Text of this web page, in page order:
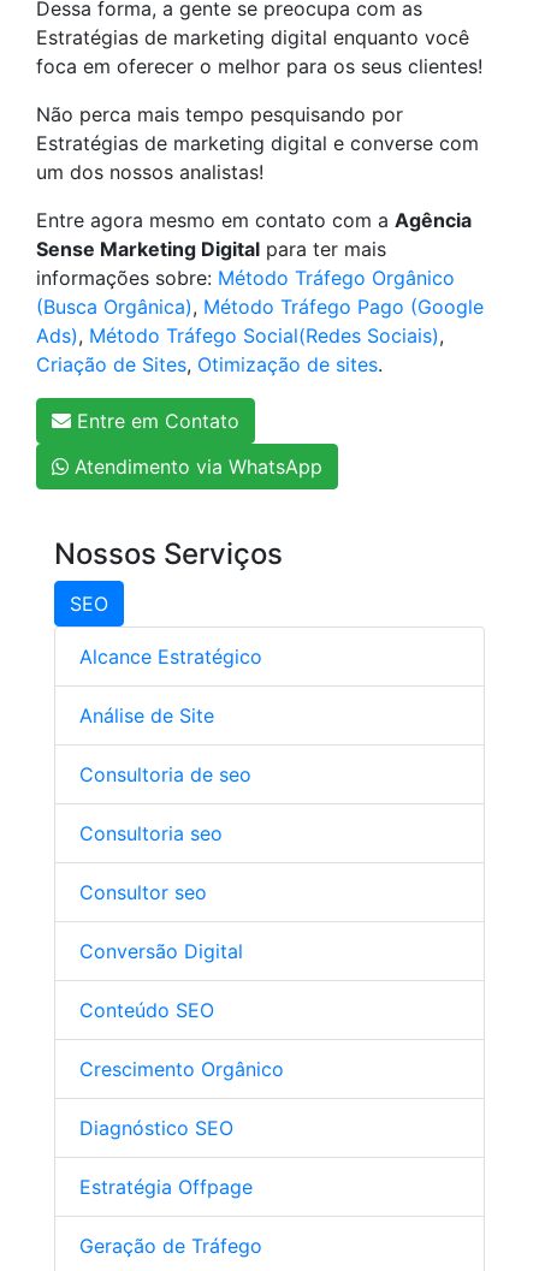
Dessa forma, a gente se preocupa com as
Estratégias de marketing digital enquanto você
foca em oferecer o melhor para os seus clientes!
Não perca mais tempo pesquisando por
Estratégias de marketing digital e converse com
um dos nossos analistas!
Entre agora mesmo em contato com a Agência
Sense Marketing Digital para ter mais
informações sobre: Método Tráfego Orgânico
(Busca Orgânica), Método Tráfego Pago (Google
Ads), Método Tráfego Social(Redes Sociais),
Criação de Sites, Otimização de sites.
Entre em Contato
Atendimento via WhatsApp
Nossos Serviços
SEO
Alcance Estratégico
Análise de Site
Consultoria de seo
Consultoria seo
Consultor seo
Conversão Digital
Conteúdo SEO
Crescimento Orgânico
Diagnóstico SEO
Estratégia Offpage
Geração de Tráfego